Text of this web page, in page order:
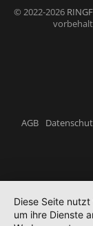
© 2022-2026
AGB
Diese Seite
um ihre Dienste